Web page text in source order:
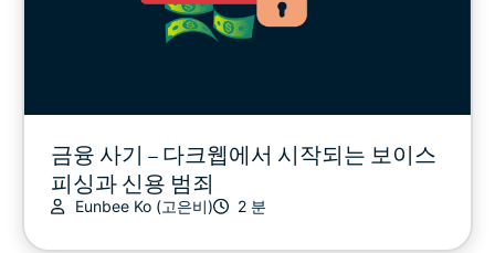
금융 사기 – 다크웹에서 시작되는 보이스
피싱과 신용 범죄
Eunbee Ko (고은비) 2 분